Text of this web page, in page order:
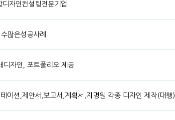
자인컨설팅전문기업
많은성공사례
디자인, 포트폴리오 제공
이션,제안서,보고서,계획서,지명원 각종 디자인 제작(대행)